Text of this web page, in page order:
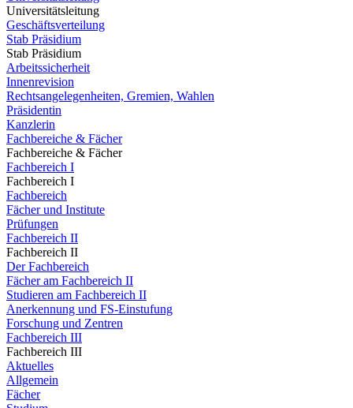
Universitätsleitung
Geschäftsverteilung
Stab Präsidium
Stab Präsidium
Arbeitssicherheit
Innenrevision
Rechtsangelegenheiten, Gremien, Wahlen
Präsidentin
Kanzlerin
Fachbereiche & Fächer
Fachbereiche & Fächer
Fachbereich I
Fachbereich I
Fachbereich
Fächer und Institute
Prüfungen
Fachbereich II
Fachbereich II
Der Fachbereich
Fächer am Fachbereich II
Studieren am Fachbereich II
Anerkennung und FS-Einstufung
Forschung und Zentren
Fachbereich III
Fachbereich III
Aktuelles
Allgemein
Fächer